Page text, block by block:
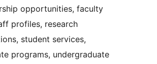
opportunities, faculty
profiles, research
student services,
programs, undergraduate